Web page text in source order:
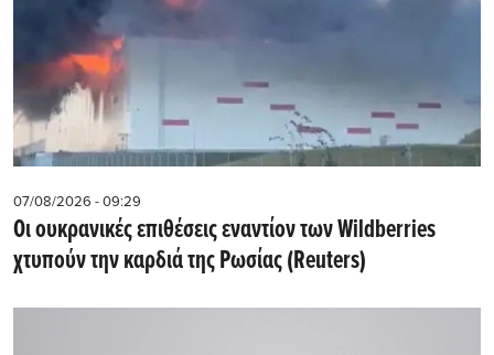
07/08/2026 - 09:29
Οι ουκρανικές επιθέσεις εναντίον των Wildberries
χτυπούν την καρδιά της Ρωσίας (Reuters)